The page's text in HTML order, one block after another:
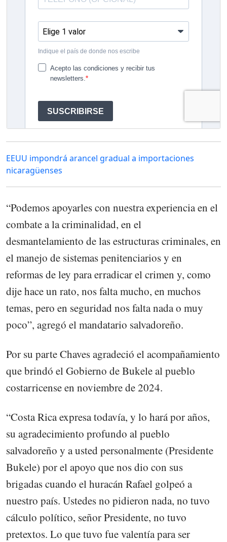
EEUU impondrá arancel gradual a importaciones
nicaragüenses
“Podemos apoyarles con nuestra experiencia en el
combate a la criminalidad, en el
desmantelamiento de las estructuras criminales, en
el manejo de sistemas penitenciarios y en
reformas de ley para erradicar el crimen y, como
dije hace un rato, nos falta mucho, en muchos
temas, pero en seguridad nos falta nada o muy
poco”, agregó el mandatario salvadoreño.
Por su parte Chaves agradeció el acompañamiento
que brindó el Gobierno de Bukele al pueblo
costarricense en noviembre de 2024.
“Costa Rica expresa todavía, y lo hará por años,
su agradecimiento profundo al pueblo
salvadoreño y a usted personalmente (Presidente
Bukele) por el apoyo que nos dio con sus
brigadas cuando el huracán Rafael golpeó a
nuestro país. Ustedes no pidieron nada, no tuvo
cálculo político, señor Presidente, no tuvo
pretextos. Lo que tuvo fue valentía para ser